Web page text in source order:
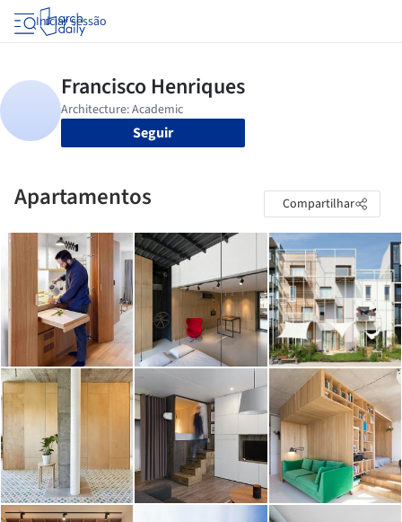
Iniciar sessão
Seguir
Apartamentos Compartilhar